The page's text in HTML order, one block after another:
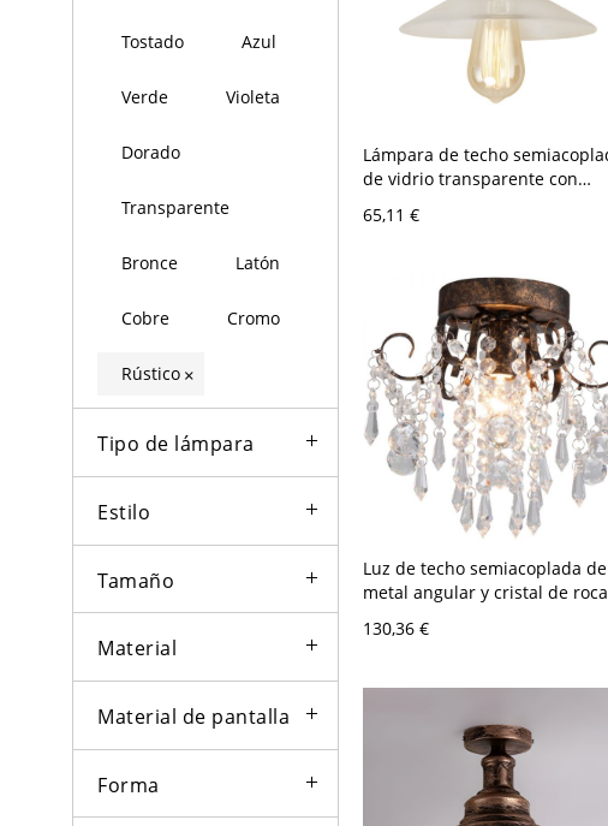
Tostado Azul
Verde Violeta
Dorado
Transparente
Bronce Latón
Cobre Cromo
Rústico ×
Tipo de lámpara
Estilo
Tamaño
Material
Material de pantalla
Forma
Lámpara de techo
de vidrio transparente con
cabeza única y acabado en
65,11 €
Luz de techo semiacoplada de
metal angular y cristal de roca
transparente con cableado
LED/incandescente/
130,36 €